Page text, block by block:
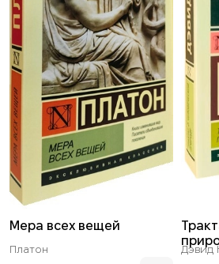
Мера всех вещей
Платон Дэвид